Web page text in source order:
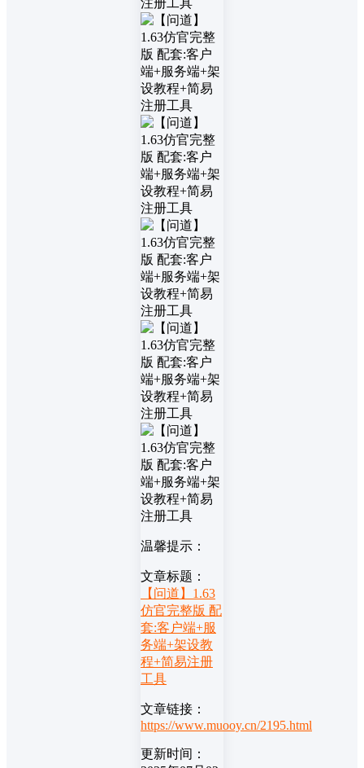
温馨提示：
文章标题：
【问道】1.63
仿官完整版 配
套:客户端+服
务端+架设教
程+简易注册
工具
文章链接：
https://www.muooy.cn/2195.html
更新时间：